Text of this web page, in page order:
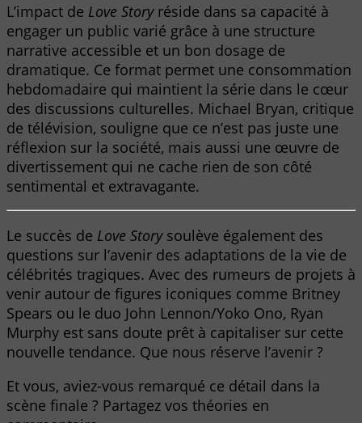
L’impact de Love Storyréside dans sa capacité à
engager un public varié grâce à une structure
narrative accessible et un bon dosage de
dramatique. Ce format permet une consommation
hebdomadaire qui maintient la série dans le cœur
des discussions culturelles. Michael Bryan, critique
de télévision, souligne que ce n’est pas juste une
réflexion sur la société, mais aussi une œuvre de
divertissement qui ne cache rien de son côté
sentimental et extravagante.
Le succès de Love Storysoulève également des
questions sur l’avenir des adaptations de la vie de
célébrités tragiques. Avec des rumeurs de projets à
venir autour de figures iconiques comme Britney
Spears ou le duo John Lennon/Yoko Ono, Ryan
Murphy est sans doute prêt à capitaliser sur cette
nouvelle tendance. Que nous réserve l’avenir ?
Et vous, aviez-vous remarqué ce détail dans la
scène finale ? Partagez vos théories en